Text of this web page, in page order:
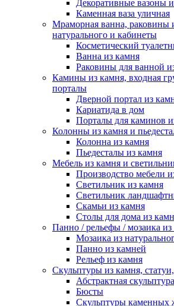
Декоративные вазоны
Каменная ваза уличная
Мраморная ванна, раковины
натурального и кабинеты
Косметический
Ванна из камня
Раковины для ванной
Камины из камня, входная
порталы
Дверной портал из
Кариатида в дом
Порталы для каминов
Колонны из камня и
Колонна из камня
Пьедесталы из камня
Мебель из камня и
Производство мебели
Светильник из камня
Светильник
Скамьи из камня
Столы для дома из
Панно / рельефы / мозаика из
Мозаика из
Панно из камней
Рельеф из камня
Скульптуры из камня,
Абстрактная скульптура
Бюсты
Скульптуры каменных